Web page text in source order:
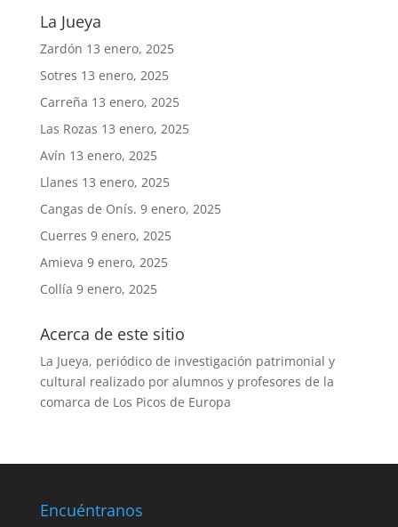
La Jueya
Zardón 13 enero, 2025
Sotres 13 enero, 2025
Carreña 13 enero, 2025
Las Rozas 13 enero, 2025
Avín 13 enero, 2025
Llanes 13 enero, 2025
Cangas de Onís. 9 enero, 2025
Cuerres 9 enero, 2025
Amieva 9 enero, 2025
Collía 9 enero, 2025
Acerca de este sitio
La Jueya, periódico de investigación patrimonial y
cultural realizado por alumnos y profesores de la
comarca de Los Picos de Europa
Encuéntranos